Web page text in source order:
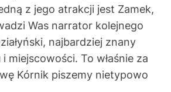
z jego atrakcji jest Zamek,
Was narrator kolejnego
najbardziej znany
i miejscowości. To właśnie za
Kórnik piszemy nietypowo